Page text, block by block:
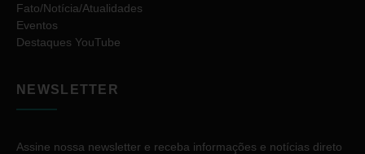
Fato/Notícia/Atualidades
Eventos
Destaques YouTube
NEWSLETTER
Assine nossa newsletter e receba informações e notícias direto